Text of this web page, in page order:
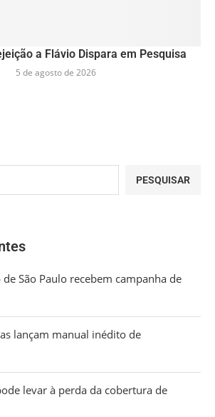
a Flávio Dispara em Pesquisa
5 de agosto de 2026
PESQUISAR
São Paulo recebem campanha de
lançam manual inédito de
levar à perda da cobertura de